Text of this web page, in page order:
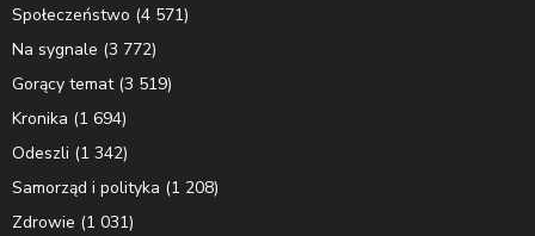
Społeczeństwo (4 571)
Na sygnale (3 772)
Gorący temat(3 519)
Kronika (1 694)
Odeszli (1 342)
Samorząd i polityka (1 208)
Zdrowie (1 031)